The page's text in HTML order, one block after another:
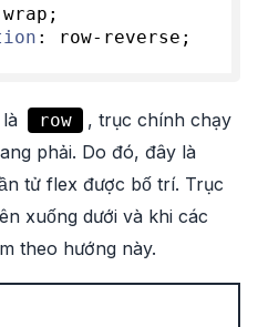
: row-reverse;
là row
, trục chính chạy
phải. Do đó, đây là
tử flex được bố trí. Trục
xuống dưới và khi các
theo hướng này.